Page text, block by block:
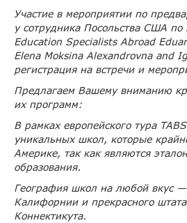
Участие в мероприятии по
у сотрудника Посольства США по
Education Specialists Abroad
Elena Moksina Alexandrovna and
регистрация на встречи и
Предлагаем Вашему вниманию
их программ:
В рамках европейского тура TABS
уникальных школ, которые
Америке, так как являются
образования.
География школ на любой вкус —
Калифорнии и прекрасного
Коннектикута.